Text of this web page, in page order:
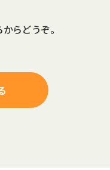
らどうぞ。